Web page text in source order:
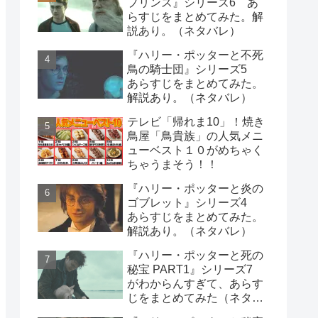
プリンス』シリーズ6 あ
らすじをまとめてみた。解
説あり。（ネタバレ）
『ハリー・ポッターと不死
鳥の騎士団』シリーズ5
あらすじをまとめてみた。
解説あり。（ネタバレ）
テレビ「帰れま10」！焼き
鳥屋「鳥貴族」の人気メニ
ューベスト１０がめちゃく
ちゃうまそう！！
『ハリー・ポッターと炎の
ゴブレット』シリーズ4
あらすじをまとめてみた。
解説あり。（ネタバレ）
『ハリー・ポッターと死の
秘宝 PART1』シリーズ7
がわからんすぎて、あらす
じをまとめてみた（ネタバ